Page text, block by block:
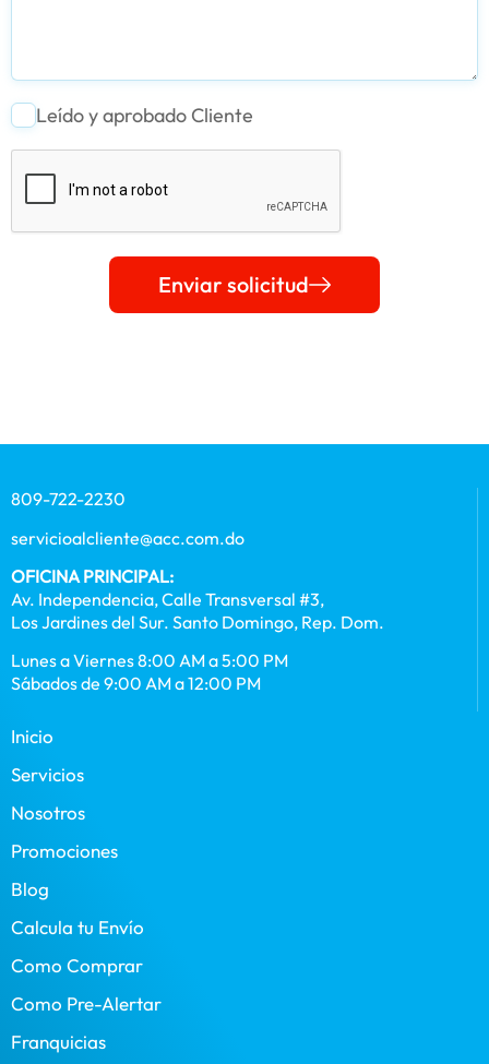
Leído y aprobado Cliente
Enviar solicitud
809-722-2230
servicioalcliente@acc.com.do
OFICINA PRINCIPAL:
Av. Independencia, Calle Transversal #3,
Los Jardines del Sur. Santo Domingo, Rep. Dom.
Lunes a Viernes 8:00 AM a 5:00 PM
Sábados de 9:00 AM a 12:00 PM
Inicio
Servicios
Nosotros
Promociones
Blog
Calcula tu Envío
Como Comprar
Como Pre-Alertar
Franquicias